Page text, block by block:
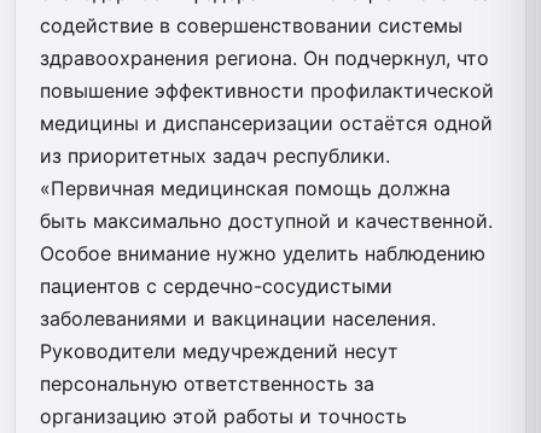
содействие в совершенствовании системы
здравоохранения региона. Он подчеркнул, что
повышение эффективности профилактической
медицины и диспансеризации остаётся одной
из приоритетных задач республики.
«Первичная медицинская помощь должна
быть максимально доступной и качественной.
Особое внимание нужно уделить наблюдению
пациентов с сердечно-сосудистыми
заболеваниями и вакцинации населения.
Руководители медучреждений несут
персональную ответственность за
организацию этой работы и точность